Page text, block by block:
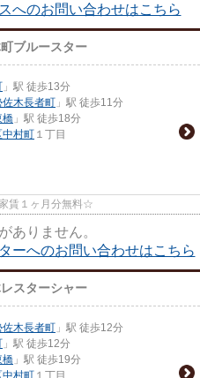
へのお問い合わせはこちら
ブルースター
」駅 徒歩13分
佐木長者町 」駅 徒歩11分
橋 」駅 徒歩18分
中村町 １丁目
賃１ヶ月分無料☆
ありません。
ーへのお問い合わせはこちら
スターシャー
佐木長者町 」駅 徒歩12分
」駅 徒歩12分
橋 」駅 徒歩19分
中村町 １丁目